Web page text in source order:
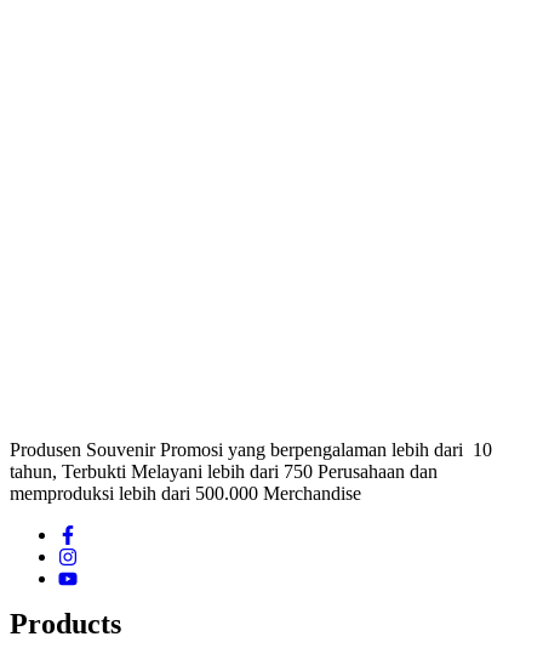
Produsen Souvenir Promosi yang berpengalaman lebih dari 10
tahun, Terbukti Melayani lebih dari 750 Perusahaan dan
memproduksi lebih dari 500.000 Merchandise
Products